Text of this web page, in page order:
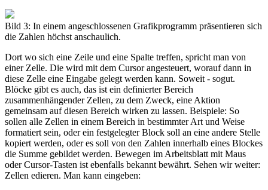
Bild 3: In einem angeschlossenen Grafikprogramm präsentieren sich
die Zahlen höchst anschaulich.
Dort wo sich eine Zeile und eine Spalte treffen, spricht man von
einer Zelle. Die wird mit dem Cursor angesteuert, worauf dann in
diese Zelle eine Eingabe gelegt werden kann. Soweit - sogut.
Blöcke gibt es auch, das ist ein definierter Bereich
zusammenhängender Zellen, zu dem Zweck, eine Aktion
gemeinsam auf diesen Bereich wirken zu lassen. Beispiele: So
sollen alle Zellen in einem Bereich in bestimmter Art und Weise
formatiert sein, oder ein festgelegter Block soll an eine andere Stelle
kopiert werden, oder es soll von den Zahlen innerhalb eines Blockes
die Summe gebildet werden. Bewegen im Arbeitsblatt mit Maus
oder Cursor-Tasten ist ebenfalls bekannt bewährt. Sehen wir weiter:
Zellen edieren. Man kann eingeben: